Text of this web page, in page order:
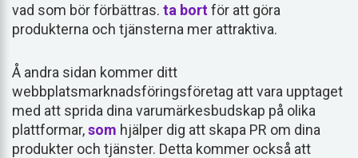
vad som bör förbättras. ta bortför att göra
produkterna och tjänsterna mer attraktiva.
Å andra sidan kommer ditt
webbplatsmarknadsföringsföretag att vara upptaget
med att sprida dina varumärkesbudskap på olika
plattformar,som hjälper dig att skapa PR om dina
produkter och tjänster. Detta kommer också att